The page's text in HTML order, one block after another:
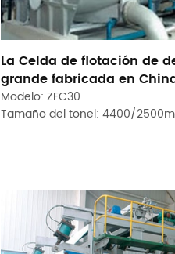
La Celda de flotación de
grande fabricada en
Modelo: ZFC30
Tamaño del tonel: 4400/